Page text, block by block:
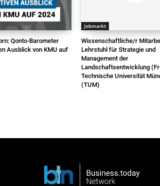
Qonto-Barometer
Ausblick von KMU auf
Jobmarkt
Wissenschaftliche/r
Lehrstuhl für Strategie und
Management der
Landschaftsentwicklung
Technische Universität
(TUM)